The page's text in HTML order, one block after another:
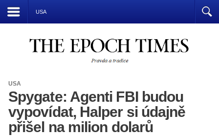
USA
USA
Spygate: Agenti FBI budou
vypovídat, Halper si údajně
přišel na milion dolarů